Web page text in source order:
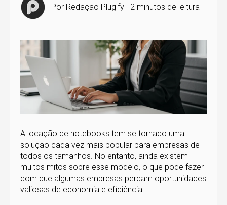
Por Redação Plugify · 2 minutos de leitura
A locação de notebooks tem se tornado uma
solução cada vez mais popular para empresas de
todos os tamanhos. No entanto, ainda existem
muitos mitos sobre esse modelo, o que pode fazer
com que algumas empresas percam oportunidades
valiosas de economia e eficiência.